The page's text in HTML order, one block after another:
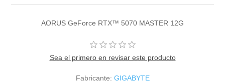
AORUS GeForce RTX™ 5070 MASTER 12G
Sea el primero en revisar este producto
Fabricante: GIGABYTE